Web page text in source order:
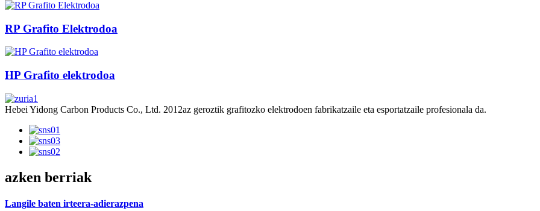
RP Grafito Elektrodoa
HP Grafito elektrodoa
Hebei Yidong Carbon Products Co., Ltd. 2012az geroztik grafitozko elektrodoen fabrikatzaile eta esportatzaile profesionala da.
azken berriak
Langile baten irteera-adierazpena